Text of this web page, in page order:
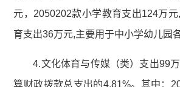
元，2050202款小学教育支出124万
育支出36万元,主要用于中小学幼儿园
4.文化体育与传媒（类）支出99
算财政拨款总支出的4.81%。其中：